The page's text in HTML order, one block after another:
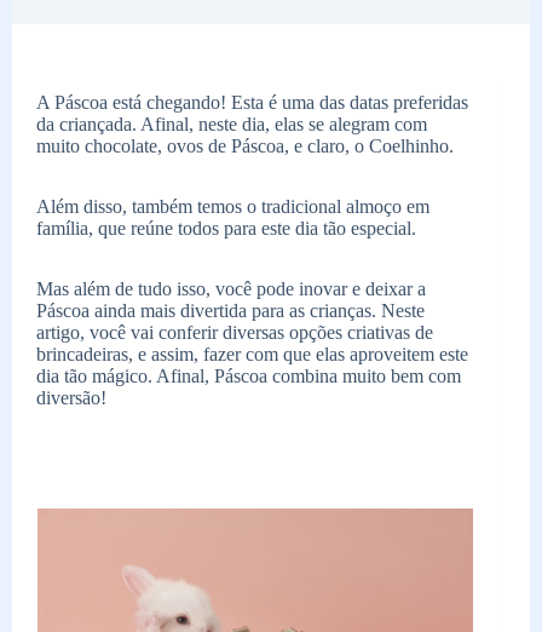
A Páscoa está chegando! Esta é uma das datas preferidas
da criançada. Afinal, neste dia, elas se alegram com
muito chocolate, ovos de Páscoa, e claro, o Coelhinho.
Além disso, também temos o tradicional almoço em
família, que reúne todos para este dia tão especial.
Mas além de tudo isso, você pode inovar e deixar a
Páscoa ainda mais divertida para as crianças. Neste
artigo, você vai conferir diversas opções criativas de
brincadeiras, e assim, fazer com que elas aproveitem este
dia tão mágico. Afinal, Páscoa combina muito bem com
diversão!